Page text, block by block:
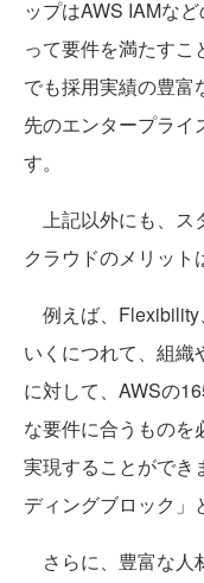
ップはAWS IAMな
って要件を満たす
でも採用実績の豊富
先のエンタープライ
す。
上記以外にも、ス
クラウドのメリット
例えば、Flexibility
いくにつれて、組織
に対して、AWSの
な要件に合うものを
実現することができ
ディングブロック」
さらに、豊富な人